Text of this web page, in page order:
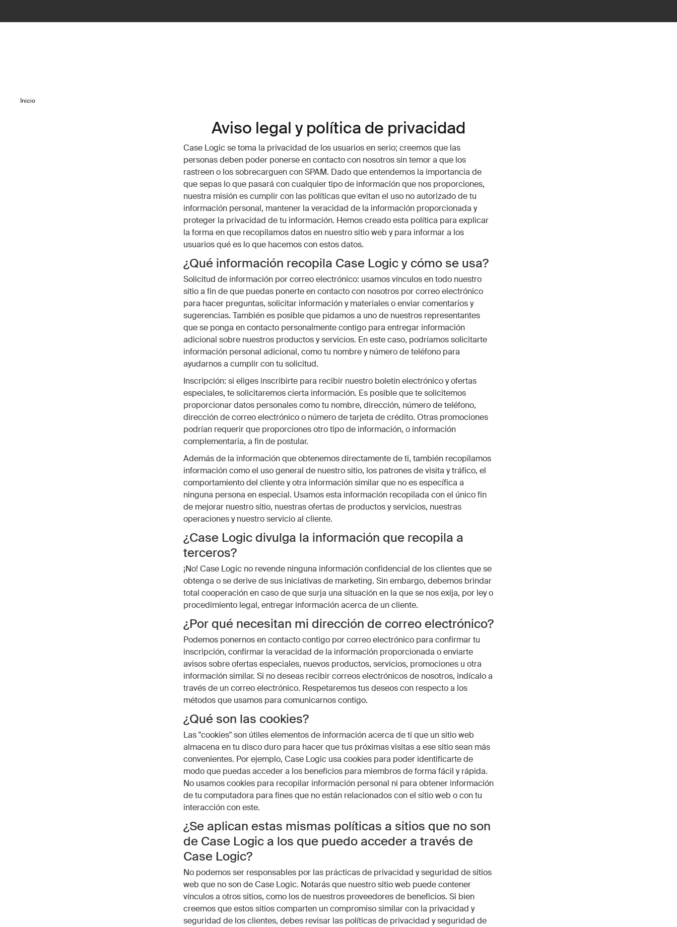
Inicio
Aviso legal y política de privacidad
Case Logic se toma la privacidad de los usuarios en serio; creemos que las
personas deben poder ponerse en contacto con nosotros sin temor a que los
rastreen o los sobrecarguen con SPAM. Dado que entendemos la importancia de
que sepas lo que pasará con cualquier tipo de información que nos proporciones,
nuestra misión es cumplir con las políticas que evitan el uso no autorizado de tu
información personal, mantener la veracidad de la información proporcionada y
proteger la privacidad de tu información. Hemos creado esta política para explicar
la forma en que recopilamos datos en nuestro sitio web y para informar a los
usuarios qué es lo que hacemos con estos datos.
¿Qué información recopila Case Logic y cómo se usa?
Solicitud de información por correo electrónico: usamos vínculos en todo nuestro
sitio a fin de que puedas ponerte en contacto con nosotros por correo electrónico
para hacer preguntas, solicitar información y materiales o enviar comentarios y
sugerencias. También es posible que pidamos a uno de nuestros representantes
que se ponga en contacto personalmente contigo para entregar información
adicional sobre nuestros productos y servicios. En este caso, podríamos solicitarte
información personal adicional, como tu nombre y número de teléfono para
ayudarnos a cumplir con tu solicitud.
Inscripción: si eliges inscribirte para recibir nuestro boletín electrónico y ofertas
especiales, te solicitaremos cierta información. Es posible que te solicitemos
proporcionar datos personales como tu nombre, dirección, número de teléfono,
dirección de correo electrónico o número de tarjeta de crédito. Otras promociones
podrían requerir que proporciones otro tipo de información, o información
complementaria, a fin de postular.
Además de la información que obtenemos directamente de ti, también recopilamos
información como el uso general de nuestro sitio, los patrones de visita y tráfico, el
comportamiento del cliente y otra información similar que no es específica a
ninguna persona en especial. Usamos esta información recopilada con el único fin
de mejorar nuestro sitio, nuestras ofertas de productos y servicios, nuestras
operaciones y nuestro servicio al cliente.
¿Case Logic divulga la información que recopila a
terceros?
¡No! Case Logic no revende ninguna información confidencial de los clientes que se
obtenga o se derive de sus iniciativas de marketing. Sin embargo, debemos brindar
total cooperación en caso de que surja una situación en la que se nos exija, por ley o
procedimiento legal, entregar información acerca de un cliente.
¿Por qué necesitan mi dirección de correo electrónico?
Podemos ponernos en contacto contigo por correo electrónico para confirmar tu
inscripción, confirmar la veracidad de la información proporcionada o enviarte
avisos sobre ofertas especiales, nuevos productos, servicios, promociones u otra
información similar. Si no deseas recibir correos electrónicos de nosotros, indícalo a
través de un correo electrónico. Respetaremos tus deseos con respecto a los
métodos que usamos para comunicarnos contigo.
¿Qué son las cookies?
Las "cookies" son útiles elementos de información acerca de ti que un sitio web
almacena en tu disco duro para hacer que tus próximas visitas a ese sitio sean más
convenientes. Por ejemplo, Case Logic usa cookies para poder identificarte de
modo que puedas acceder a los beneficios para miembros de forma fácil y rápida.
No usamos cookies para recopilar información personal ni para obtener información
de tu computadora para fines que no están relacionados con el sitio web o con tu
interacción con este.
¿Se aplican estas mismas políticas a sitios que no son
de Case Logic a los que puedo acceder a través de
Case Logic?
No podemos ser responsables por las prácticas de privacidad y seguridad de sitios
web que no son de Case Logic. Notarás que nuestro sitio web puede contener
vínculos a otros sitios, como los de nuestros proveedores de beneficios. Si bien
creemos que estos sitios comparten un compromiso similar con la privacidad y
seguridad de los clientes, debes revisar las políticas de privacidad y seguridad de